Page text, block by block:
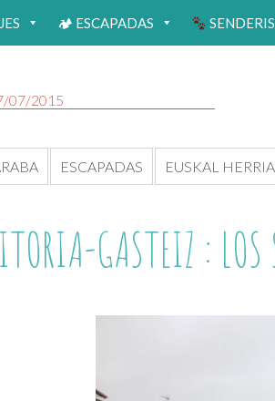
🏕 ESCAPADAS
07/2015
ESCAPADAS EUSKAL HERRIA
GASTEIZ : LOS